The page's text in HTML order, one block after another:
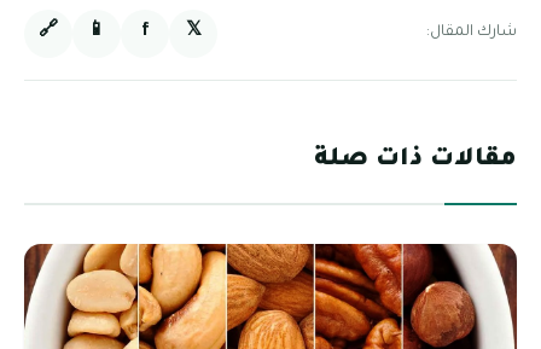
شارك المقال: 𝕏
f
📱
🔗
مقالات ذات صلة